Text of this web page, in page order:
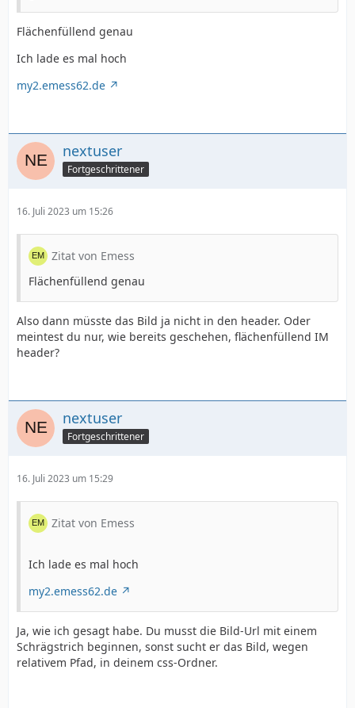
Flächenfüllend genau
Ich lade es mal hoch
my2.emess62.de
nextuser
Fortgeschrittener
16. Juli 2023 um 15:26
Zitat von Emess
Flächenfüllend genau
Also dann müsste das Bild ja nicht in den header. Oder
meintest du nur, wie bereits geschehen, flächenfüllend IM
header?
nextuser
Fortgeschrittener
16. Juli 2023 um 15:29
Zitat von Emess
Ich lade es mal hoch
my2.emess62.de
Ja, wie ich gesagt habe. Du musst die Bild-Url mit einem
Schrägstrich beginnen, sonst sucht er das Bild, wegen
relativem Pfad, in deinem css-Ordner.